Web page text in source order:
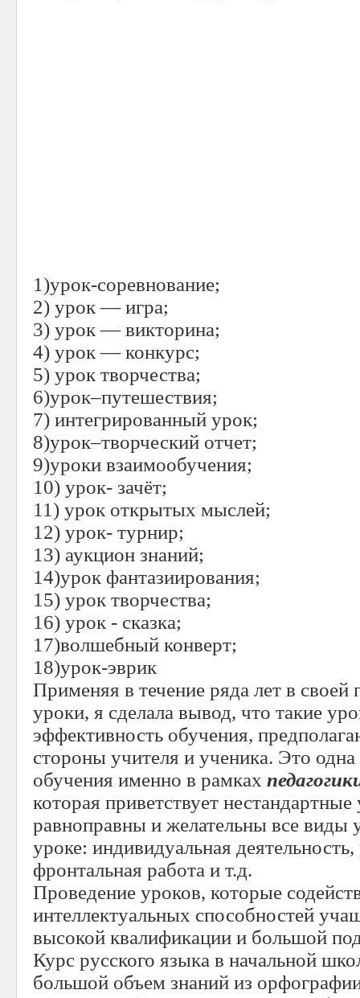
1)урок-соревнование;
2) урок — игра;
3) урок — викторина;
4) урок — конкурс;
5) урок творчества;
6)урок–путешествия;
7) интегрированный урок;
8)урок–творческий отчет;
9)уроки взаимообучения;
10) урок- зачёт;
11) урок открытых мыслей;
12) урок- турнир;
13) аукцион знаний;
14)урок фантазиирования;
15) урок творчества;
16) урок - сказка;
17)волшебный конверт;
18)урок-эврик
Применяя в течение ряда лет в своей
уроки, я сделала вывод, что такие
эффективность обучения,
стороны учителя и ученика. Это
обучения именно в рамках
которая приветствует
равноправны и желательны все виды
уроке: индивидуальная
фронтальная работа и т.д.
Проведение уроков, которые
интеллектуальных способностей
высокой квалификации и большой
Курс русского языка в начальной
большой объем знаний из